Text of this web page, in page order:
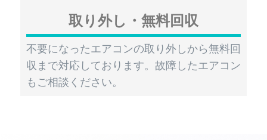
取り外し・無料回収
不要になったエアコンの取り外しから無料回
収まで対応しております。故障したエアコン
もご相談ください。